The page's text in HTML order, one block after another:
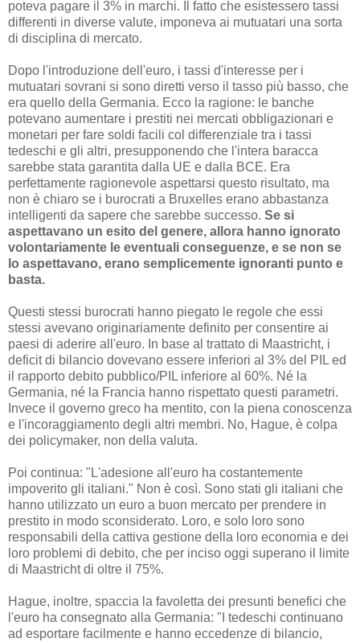
poteva pagare il 3% in marchi. Il fatto che esistessero tassi
differenti in diverse valute, imponeva ai mutuatari una sorta
di disciplina di mercato.
Dopo l'introduzione dell'euro, i tassi d'interesse per i
mutuatari sovrani si sono diretti verso il tasso più basso, che
era quello della Germania. Ecco la ragione: le banche
potevano aumentare i prestiti nei mercati obbligazionari e
monetari per fare soldi facili col differenziale tra i tassi
tedeschi e gli altri, presupponendo che l'intera baracca
sarebbe stata garantita dalla UE e dalla BCE. Era
perfettamente ragionevole aspettarsi questo risultato, ma
non è chiaro se i burocrati a Bruxelles erano abbastanza
intelligenti da sapere che sarebbe successo. Se si
aspettavano un esito del genere, allora hanno ignorato
volontariamente le eventuali conseguenze, e se non se
lo aspettavano, erano semplicemente ignoranti punto e
basta.
Questi stessi burocrati hanno piegato le regole che essi
stessi avevano originariamente definito per consentire ai
paesi di aderire all'euro. In base al trattato di Maastricht, i
deficit di bilancio dovevano essere inferiori al 3% del PIL ed
il rapporto debito pubblico/PIL inferiore al 60%. Né la
Germania, né la Francia hanno rispettato questi parametri.
Invece il governo greco ha mentito, con la piena conoscenza
e l'incoraggiamento degli altri membri. No, Hague, è colpa
dei policymaker, non della valuta.
Poi continua: "L'adesione all'euro ha costantemente
impoverito gli italiani." Non è così. Sono stati gli italiani che
hanno utilizzato un euro a buon mercato per prendere in
prestito in modo sconsiderato. Loro, e solo loro sono
responsabili della cattiva gestione della loro economia e dei
loro problemi di debito, che per inciso oggi superano il limite
di Maastricht di oltre il 75%.
Hague, inoltre, spaccia la favoletta dei presunti benefici che
l'euro ha consegnato alla Germania: "I tedeschi continuano
ad esportare facilmente e hanno eccedenze di bilancio,